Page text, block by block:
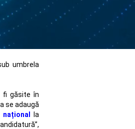
umbrela
fi găsite în
se adaugă
național la